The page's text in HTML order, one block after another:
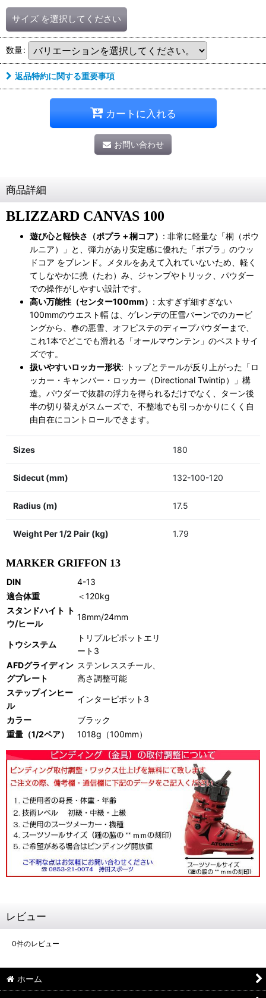
サイズ を選択してください
数量:
返品特約に関する重要事項
カートに入れる
お問い合わせ
商品詳細
BLIZZARD CANVAS 100
遊び心と軽快さ（ポプラ＋桐コア） : 非常に軽量な「桐（ポウ
ルニア）」と、弾力があり安定感に優れた「ポプラ」のウッ
ドコア をブレンド。メタルをあえて入れていないため、軽く
てしなやかに撓（たわ）み、ジャンプやトリック、パウダー
での操作がしやすい設計です。
高い万能性（センター100mm） : 太すぎず細すぎない
100mmのウエスト幅 は、ゲレンデの圧雪バーンでのカービ
ングから、春の悪雪、オフピステのディープパウダーまで、
これ1本でどこでも滑れる「オールマウンテン」のベストサイ
ズです。
扱いやすいロッカー形状: トップとテールが反り上がった「ロ
ッカー・キャンバー・ロッカー（Directional Twintip）」構
造。パウダーで抜群の浮力を得られるだけでなく、ターン後
半の切り替えがスムーズで、不整地でも引っかかりにくく自
由自在にコントロールできます。
Sizes 180
Sidecut (mm) 132-100-120
Radius (m) 17.5
Weight Per 1/2 Pair (kg) 1.79
MARKER GRIFFON 13
DIN
4-13
適合体重
＜120kg
スタンドハイト ト
ウ/ヒール
18mm/24mm
トウシステム
トリプルピボットエリ
ート3
AFDグライディン
グプレート
ステンレススチール、
高さ調整可能
ステップインヒー
ル
インターピボット3
カラー
ブラック
重量（1/2ペア）
1018g（100mm）
レビュー
0件のレビュー
ホーム